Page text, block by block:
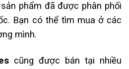
phẩm đã được phân phối
Bạn có thể tìm mua ở các
mình.
cũng được bán tại nhiều